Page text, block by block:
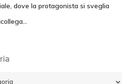
dove la protagonista si sveglia